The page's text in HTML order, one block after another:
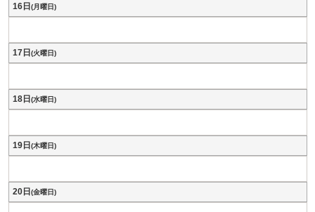
16日 (月曜日)
17日 (火曜日)
18日 (水曜日)
19日 (木曜日)
20日 (金曜日)